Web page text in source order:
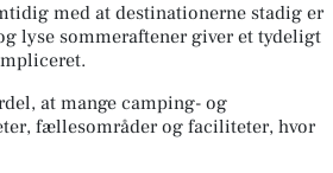
med at destinationerne stadig er
lyse sommeraftener giver et tydeligt
at mange camping- og
fællesområder og faciliteter, hvor